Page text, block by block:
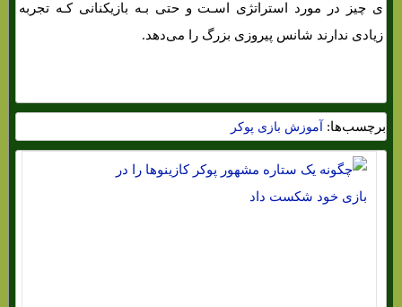
ی چیز در مورد استراتژی اسـت و حتی بـه بازیکنانی کـه تجربه
زیادی ندارند شانس پیروزی بزرگ را می‌دهد.
برچسب‌ها: آموزش بازی پوکر